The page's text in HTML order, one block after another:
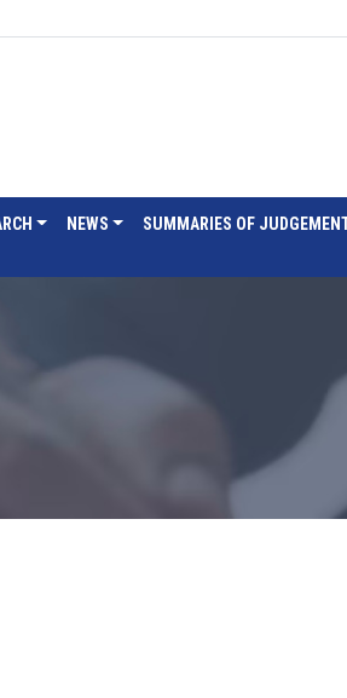
NEWS SUMMARIES OF